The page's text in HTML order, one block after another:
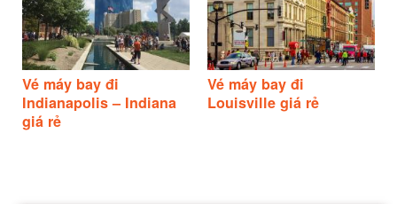
Vé máy bay đi
Indianapolis – Indiana
giá rẻ
Vé máy bay đi
Louisville giá rẻ